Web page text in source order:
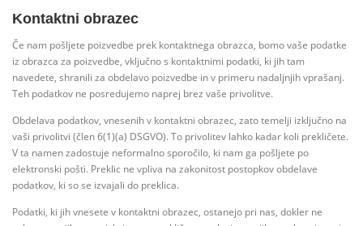
Kontaktni obrazec
Če nam pošljete poizvedbe prek kontaktnega obrazca, bomo vaše podatke
iz obrazca za poizvedbe, vključno s kontaktnimi podatki, ki jih tam
navedete, shranili za obdelavo poizvedbe in v primeru nadaljnjih vprašanj.
Teh podatkov ne posredujemo naprej brez vaše privolitve.
Obdelava podatkov, vnesenih v kontaktni obrazec, zato temelji izključno na
vaši privolitvi (člen 6(1)(a) DSGVO). To privolitev lahko kadar koli prekličete.
V ta namen zadostuje neformalno sporočilo, ki nam ga pošljete po
elektronski pošti. Preklic ne vpliva na zakonitost postopkov obdelave
podatkov, ki so se izvajali do preklica.
Podatki, ki jih vnesete v kontaktni obrazec, ostanejo pri nas, dokler ne